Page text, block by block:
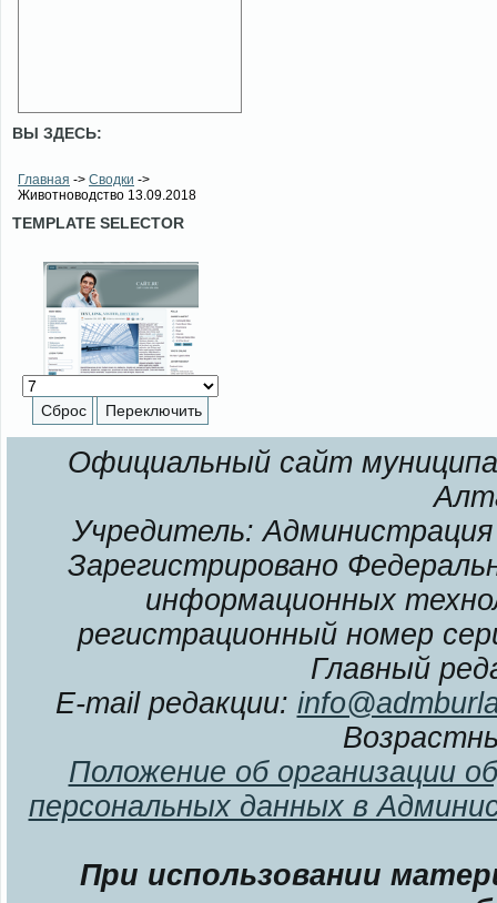
ВЫ ЗДЕСЬ:
Главная -> Сводки ->
Животноводство 13.09.2018
TEMPLATE SELECTOR
Официальный сайт
Учредитель: Администрация
Зарегистрировано
информационных
регистрационный номер
Главный
E-mail редакции:
Положение об организации
персональных данных в
При использовании